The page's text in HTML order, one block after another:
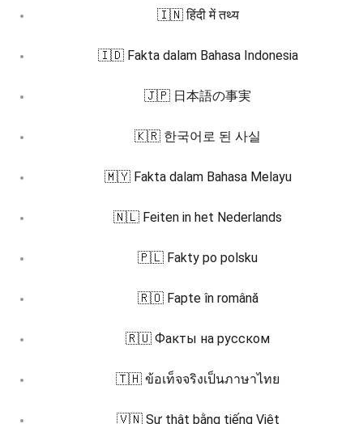
🇮🇳 हिंदी में तथ्य
🇮🇩 Fakta dalam Bahasa Indonesia
🇯🇵 日本語の事実
🇰🇷 한국어로 된 사실
🇲🇾 Fakta dalam Bahasa Melayu
🇳🇱 Feiten in het Nederlands
🇵🇱 Fakty po polsku
🇷🇴 Fapte în română
🇷🇺 Факты на русском
🇹🇭 ข้อเท็จจริงเป็นภาษาไทย
🇻🇳 Sự thật bằng tiếng Việt